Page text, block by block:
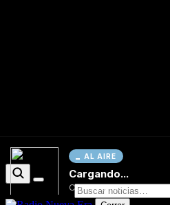
AL AIRE
Cargando...
Conectando...